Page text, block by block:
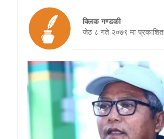
क्लिक गण्डकी
जेठ ८ गते २०७९ मा प्रकाशित